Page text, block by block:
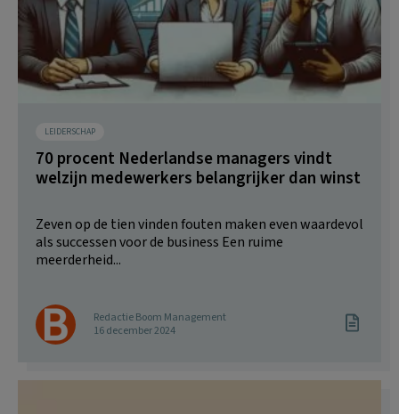
LEIDERSCHAP
70 procent Nederlandse managers vindt
welzijn medewerkers belangrijker dan winst
Zeven op de tien vinden fouten maken even waardevol
als successen voor de business Een ruime
meerderheid...
Redactie Boom Management
16 december 2024